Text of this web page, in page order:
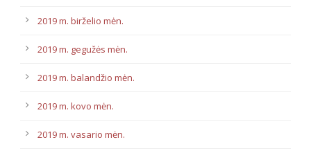
2019 m. birželio mėn.
2019 m. gegužės mėn.
2019 m. balandžio mėn.
2019 m. kovo mėn.
2019 m. vasario mėn.